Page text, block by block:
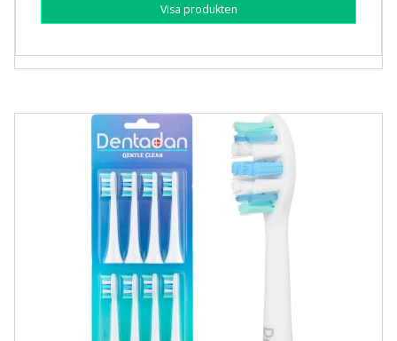
Visa produkten